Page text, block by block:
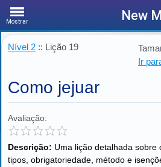
Mostrar New
Nível 2 :: Lição 19
Ir
Como jejuar
Avaliação:
Descrição: Uma lição detalhada sobre
tipos, obrigatoriedade, método e